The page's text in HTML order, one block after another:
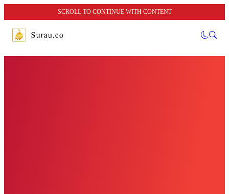
SCROLL TO CONTINUE WITH CONTENT